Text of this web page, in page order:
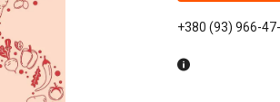
+380 (93) 966-